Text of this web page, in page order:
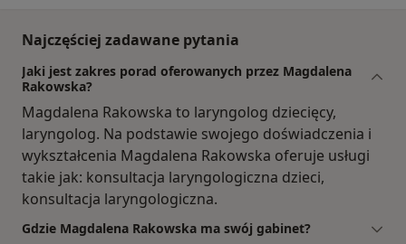
Najczęściej zadawane pytania
Jaki jest zakres porad oferowanych przez Magdalena
Rakowska?
Magdalena Rakowska to laryngolog dziecięcy,
laryngolog. Na podstawie swojego doświadczenia i
wykształcenia Magdalena Rakowska oferuje usługi
takie jak: konsultacja laryngologiczna dzieci,
konsultacja laryngologiczna.
Gdzie Magdalena Rakowska ma swój gabinet?